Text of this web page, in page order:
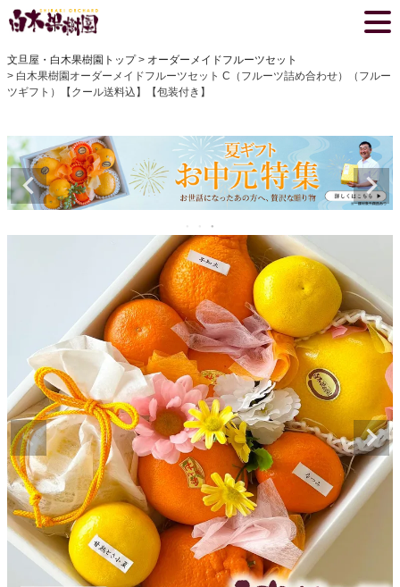
文旦屋・白木果樹園トップ
オーダーメイドフルーツセット
白木果樹園オーダーメイドフルーツセット C（フルーツ詰め合わせ）（フルー
ツギフト）【クール送料込】【包装付き】